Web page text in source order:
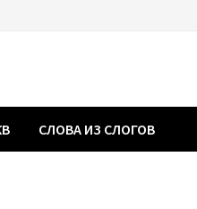
СЛОВА ИЗ СЛОГОВ